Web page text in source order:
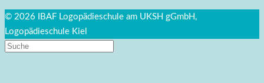
© 2026 IBAF Logopädieschule am UKSH gGmbH,
Logopädieschule Kiel